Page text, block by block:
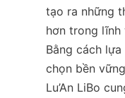
tạo ra những
hơn trong lĩnh
Bằng cách
chọn bền
Lu’An LiBo